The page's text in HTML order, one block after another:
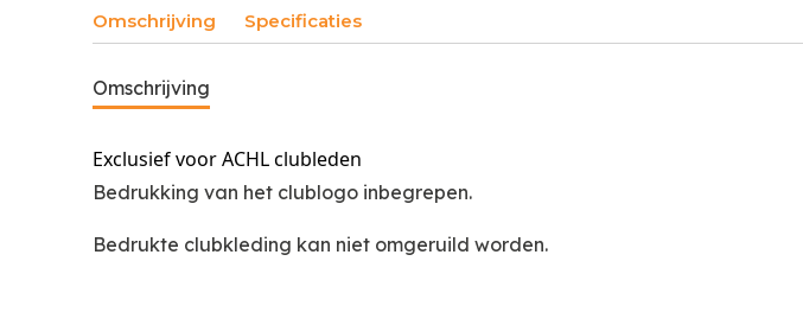
Omschrijving Specificaties
Omschrijving
Exclusief voor ACHL clubleden
Bedrukking van het clublogo inbegrepen.
Bedrukte clubkleding kan niet omgeruild worden.